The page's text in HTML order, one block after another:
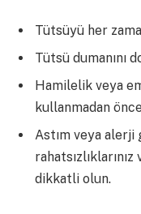
Tütsüyü her
Tütsü dumanını
Hamilelik veya
kullanmadan
Astım veya
dikkatli olun.